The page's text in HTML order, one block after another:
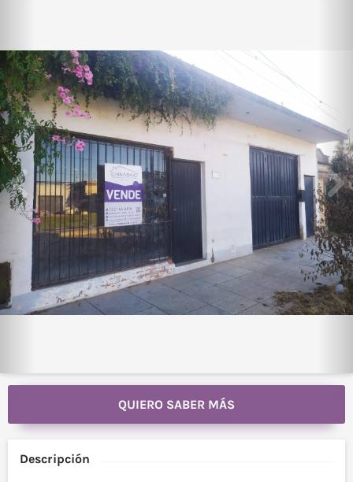
QUIERO SABER MÁS
Descripción